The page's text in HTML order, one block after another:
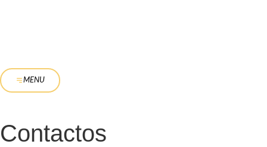
MENU
Contactos